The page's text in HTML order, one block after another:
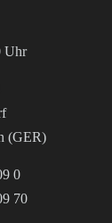
Uhr
(GER)
0
70